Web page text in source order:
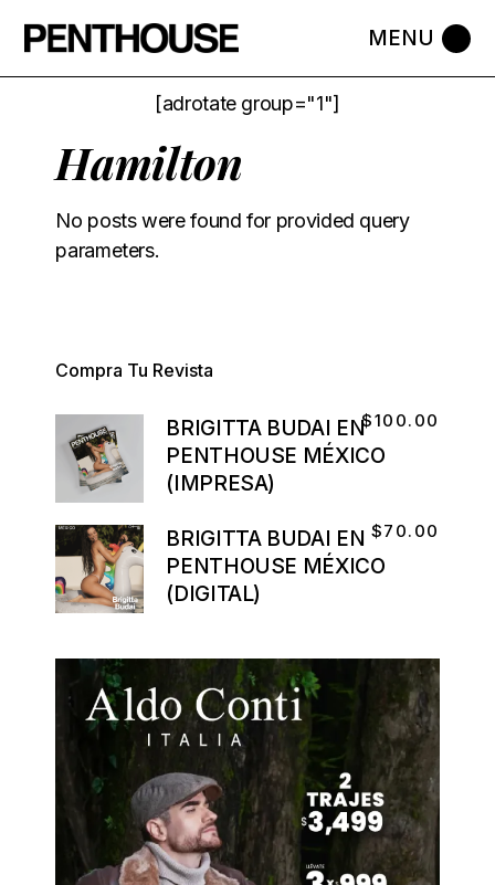
[adrotate group="1"]
Hamilton
No posts were found for provided query
parameters.
Compra Tu Revista
BRIGITTA BUDAI EN
PENTHOUSE MÉXICO
(IMPRESA)
$100.00
BRIGITTA BUDAI EN
PENTHOUSE MÉXICO
(DIGITAL)
$70.00